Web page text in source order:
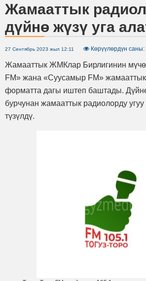
Жамааттык
дүйнө жүзү уга
27 Сентябрь 2023 жыл 12:11 Көрүүлөрдүн саны:
Жамааттык ЖМКлар Бирлигинин
FM» жана «Суусамыр FM»
форматта дагы иштеп баштады.
бурчунан жамааттык радиолорду угуу
түзүлдү.